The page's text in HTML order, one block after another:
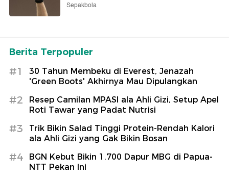
Sepakbola
Berita Terpopuler
#1
30 Tahun Membeku di Everest, Jenazah
'Green Boots' Akhirnya Mau Dipulangkan
#2
Resep Camilan MPASI ala Ahli Gizi, Setup Apel
Roti Tawar yang Padat Nutrisi
#3
Trik Bikin Salad Tinggi Protein-Rendah Kalori
ala Ahli Gizi yang Gak Bikin Bosan
#4
BGN Kebut Bikin 1.700 Dapur MBG di Papua-
NTT Pekan Ini